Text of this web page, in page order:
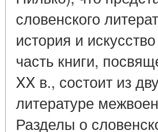
словенского
история и
часть книги,
XX в., состоит из
литературе
Разделы о